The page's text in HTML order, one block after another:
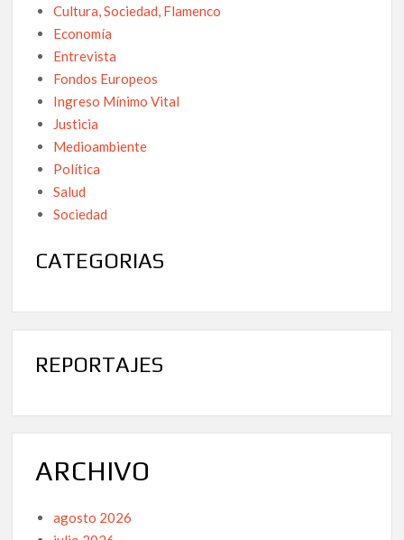
Cultura, Sociedad, Flamenco
Economía
Entrevista
Fondos Europeos
Ingreso Mínimo Vital
Justicia
Medioambiente
Política
Salud
Sociedad
CATEGORIAS
REPORTAJES
ARCHIVO
agosto 2026